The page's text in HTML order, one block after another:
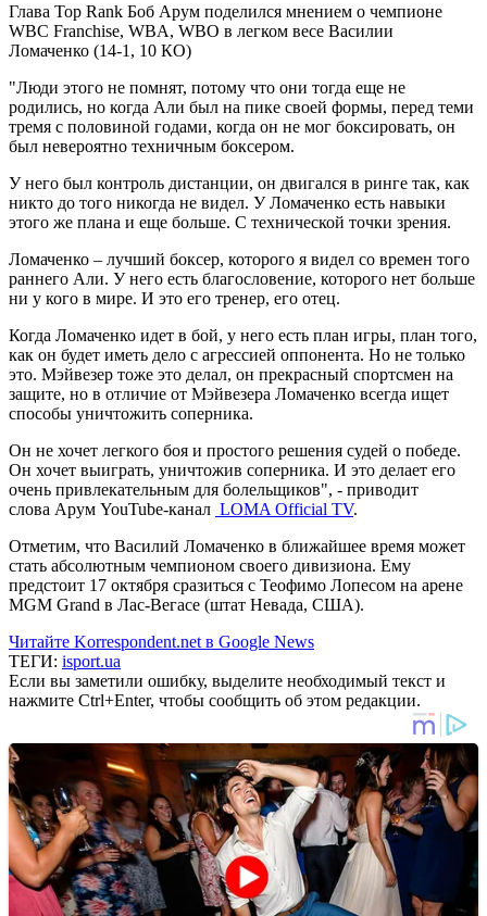
Глава Top Rank Боб Арум поделился мнением о чемпионе
WBC Franchise, WBA, WBO в легком весе Василии
Ломаченко (14-1, 10 КО)
"Люди этого не помнят, потому что они тогда еще не
родились, но когда Али был на пике своей формы, перед теми
тремя с половиной годами, когда он не мог боксировать, он
был невероятно техничным боксером.
У него был контроль дистанции, он двигался в ринге так, как
никто до того никогда не видел. У Ломаченко есть навыки
этого же плана и еще больше. С технической точки зрения.
Ломаченко – лучший боксер, которого я видел со времен того
раннего Али. У него есть благословение, которого нет больше
ни у кого в мире. И это его тренер, его отец.
Когда Ломаченко идет в бой, у него есть план игры, план того,
как он будет иметь дело с агрессией оппонента. Но не только
это. Мэйвезер тоже это делал, он прекрасный спортсмен на
защите, но в отличие от Мэйвезера Ломаченко всегда ищет
способы уничтожить соперника.
Он не хочет легкого боя и простого решения судей о победе.
Он хочет выиграть, уничтожив соперника. И это делает его
очень привлекательным для болельщиков", - приводит
слова Арум YouTube-канал LOMA Official TV.
Отметим, что Василий Ломаченко в ближайшее время может
стать абсолютным чемпионом своего дивизиона. Ему
предстоит 17 октября сразиться с Теофимо Лопесом на арене
MGM Grand в Лас-Вегасе (штат Невада, США).
Читайте Korrespondent.net в Google News
ТЕГИ: isport.ua
Если вы заметили ошибку, выделите необходимый текст и
нажмите Ctrl+Enter, чтобы сообщить об этом редакции.